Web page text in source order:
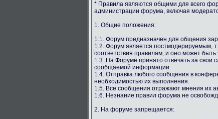
* Правила являются общими для всего
администрации форума, включая
1. Общие положения:
1.1. Форум предназначен для общения
1.2. Форум является постмодерируемым,
соответствия правилам, и оно может
1.3. На Форуме принято отвечать за свои
сообщаемой информации.
1.4. Отправка любого сообщения в
необходимостью их выполнения.
1.5. Все сообщения отражают мнения их
1.6. Незнание правил форума не
2. На форуме запрещается: